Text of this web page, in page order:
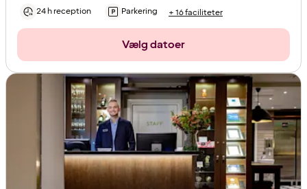
24 h reception Parkering + 16 faciliteter
Vælg datoer